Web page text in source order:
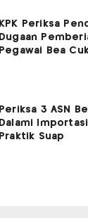
KPK Periksa
Dugaan
Pegawai Bea
Periksa 3 ASN
Dalami
Praktik Suap